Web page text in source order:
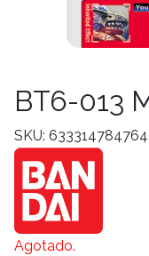
BT6-013
SKU:
Agotado.